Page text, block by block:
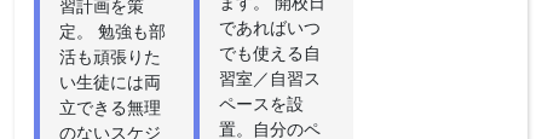
習計画を策
定。 勉強も部
活も頑張りた
い生徒には両
立できる無理
のないスケジ
であればいつ
でも使える自
習室／自習ス
ペースを設
置。自分のペ